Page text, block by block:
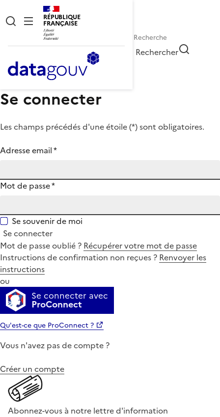
RÉPUBLIQUE
FRANÇAISE
Rechercher
Se connecter
Les champs précédés d'une étoile (*) sont obligatoires.
Adresse email*
Mot de passe*
Se souvenir de moi
Se connecter
Mot de passe oublié ? Récupérer votre mot de passe
Instructions de confirmation non reçues ? Renvoyer les
instructions
ou
Se connecter avec
ProConnect
Qu'est-ce que ProConnect ?
Vous n'avez pas de compte ?
Créer un compte
Abonnez-vous à notre lettre d'information